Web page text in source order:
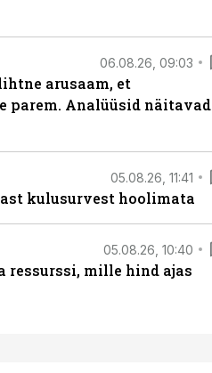
06.08.26, 09:03
arusaam, et
parem. Analüüsid näitavad
05.08.26, 11:41
kulusurvest hoolimata
05.08.26, 10:40
ressurssi, mille hind ajas